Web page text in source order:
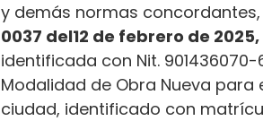
y demás normas
0037 del12 de febrero de 2025,
identificada con Nit.
Modalidad de Obra Nueva
ciudad, identificado con